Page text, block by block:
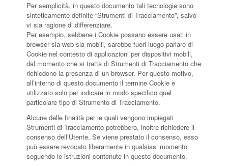
Per semplicità, in questo documento tali tecnologie sono
sinteticamente definite “Strumenti di Tracciamento”, salvo
vi sia ragione di differenziare.
Per esempio, sebbene i Cookie possano essere usati in
browser sia web sia mobili, sarebbe fuori luogo parlare di
Cookie nel contesto di applicazioni per dispositivi mobili,
dal momento che si tratta di Strumenti di Tracciamento che
richiedono la presenza di un browser. Per questo motivo,
all’interno di questo documento il termine Cookie è
utilizzato solo per indicare in modo specifico quel
particolare tipo di Strumento di Tracciamento.
Alcune delle finalità per le quali vengono impiegati
Strumenti di Tracciamento potrebbero, inoltre richiedere il
consenso dell’Utente. Se viene prestato il consenso, esso
può essere revocato liberamente in qualsiasi momento
seguendo le istruzioni contenute in questo documento.